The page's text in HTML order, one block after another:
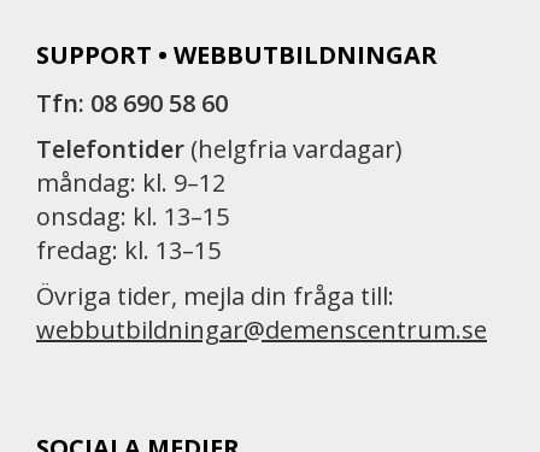
SUPPORT • WEBBUTBILDNINGAR
Tfn: 08 690 58 60
Telefontider (helgfria vardagar)
måndag: kl. 9–12
onsdag: kl. 13–15
fredag: kl. 13–15
Övriga tider, mejla din fråga till:
webbutbildningar@demenscentrum.se